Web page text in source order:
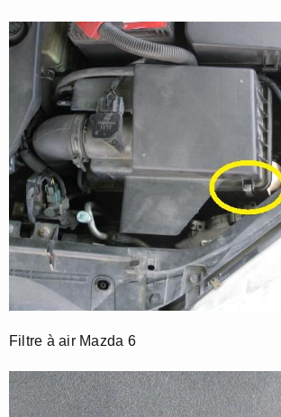
Filtre à air Mazda 6